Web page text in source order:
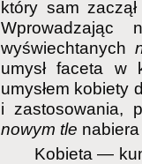
który sam
wyświechtanych
umysł faceta w
umysłem kobiety
i zastosowania,
nowym tle
Kobieta —